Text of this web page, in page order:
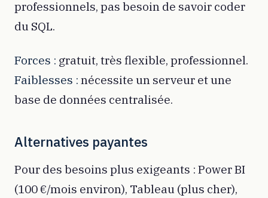
professionnels, pas besoin de savoir coder
du SQL.
Forces : gratuit, très flexible, professionnel.
Faiblesses : nécessite un serveur et une
base de données centralisée.
Alternatives payantes
Pour des besoins plus exigeants : Power BI
(100 €/mois environ), Tableau (plus cher),